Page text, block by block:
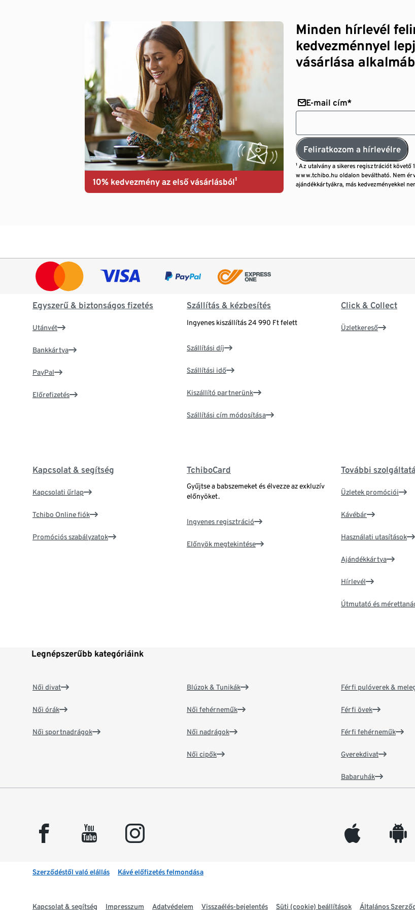
10% kedvezmény az első vásárlásból¹
Minden hírlevél
kedvezménnyel
vásárlása
E-mail cím*
Feliratkozom a hírlevélre
¹ Az utalvány a sikeres regisztrációt követő
www.tchibo.hu oldalon beváltható. Nem
ajándékkártyákra, más kedvezményekkel
Egyszerű & biztonságos fizetés
Utánvét
Bankkártya
PayPal
Előrefizetés
Szállítás & kézbesítés
Ingyenes kiszállítás 24 990 Ft felett
Szállítási díj
Szállítási idő
Kiszállító partnerünk
Szállítási cím módosítása
Click & Collect
Üzletkereső
Kapcsolat & segítség
Kapcsolati űrlap
Tchibo Online fiók
Promóciós szabályzatok
TchiboCard
Gyűjtse a babszemeket és élvezze az exkluzív
előnyöket.
Ingyenes regisztráció
Előnyök megtekintése
További
Üzletek promóciói
Kávébár
Használati utasítások
Ajándékkártya
Hírlevél
Útmutató és
Legnépszerűbb kategóriáink
Női divat
Női órák
Női sportnadrágok
Blúzok & Tunikák
Női fehérneműk
Női nadrágok
Női cipők
Férfi pulóverek &
Férfi övek
Férfi fehérneműk
Gyerekdivat
Babaruhák
facebook youtube instagram appleinc android
Szerződéstől való elállás Kávé előfizetés felmondása
Kapcsolat & segítség Impresszum Adatvédelem Visszaélés-bejelentés Süti (cookie) beállítások Általános